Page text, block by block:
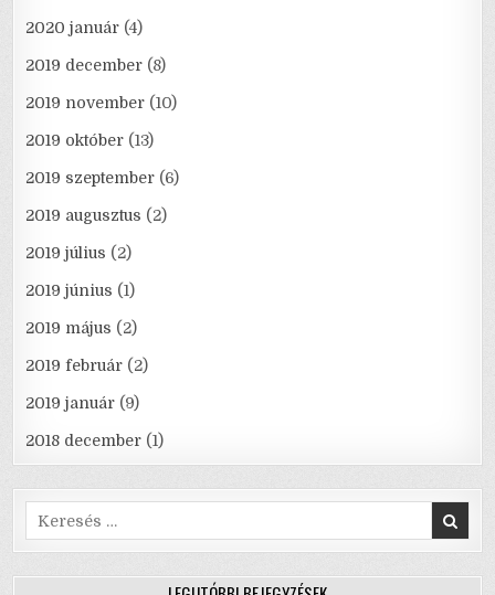
2020 január (4)
2019 december (8)
2019 november (10)
2019 október (13)
2019 szeptember (6)
2019 augusztus (2)
2019 július (2)
2019 június (1)
2019 május (2)
2019 február (2)
2019 január (9)
2018 december (1)
Search
for: